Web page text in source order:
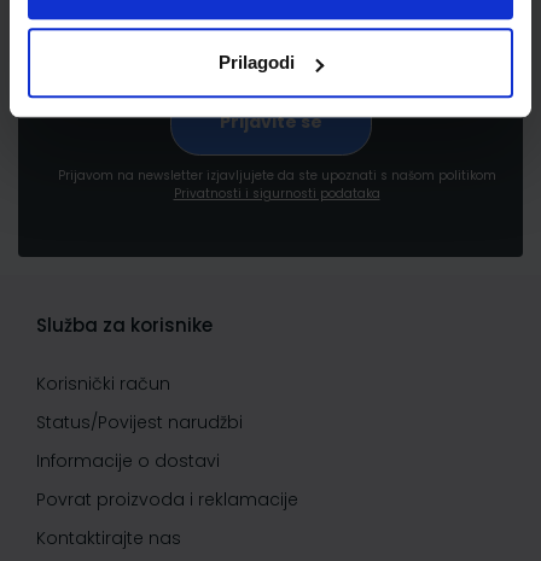
Prilagodi
Prijavom na newsletter izjavljujete da ste upoznati s našom politikom
Privatnosti i sigurnosti podataka
Služba za korisnike
Korisnički račun
Status/Povijest narudžbi
Informacije o dostavi
Povrat proizvoda i reklamacije
Kontaktirajte nas